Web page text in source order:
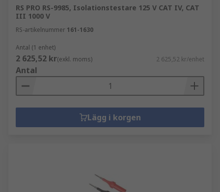
RS PRO RS-9985, Isolationstestare 125 V CAT IV, CAT
III 1000 V
RS-artikelnummer 161-1630
Antal (1 enhet)
2 625,52 kr(exkl. moms) 2 625,52 kr/enhet
Antal
Lägg i korgen